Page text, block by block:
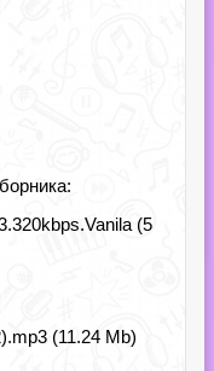
(5
(11.24 Mb)